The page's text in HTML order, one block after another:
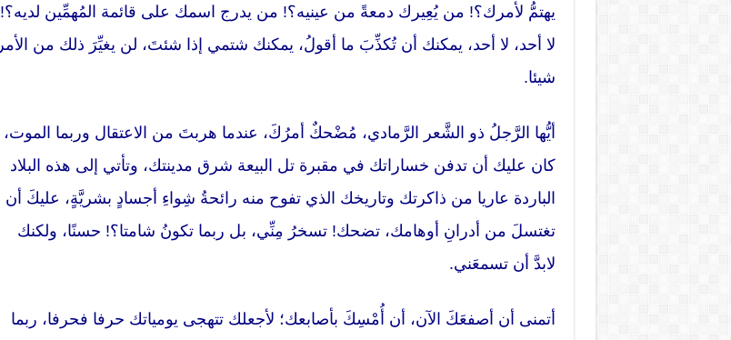
يهتمُّ لأمرك؟! من يُعِيرك دمعةً من عينيه؟! من يدرج اسمك على قائمة المُهمِّين لديه؟!
لا أحد، لا أحد، يمكنك أن تُكذِّبَ ما أقولُ، يمكنك شتمي إذا شئتَ، لن يغيِّرَ ذلك من الأمر
شيئا.
أيُّها الرَّجلُ ذو الشَّعر الرَّمادي، مُضْحكٌ أمرُكَ، عندما هربتَ من الاعتقال وربما الموت،
كان عليك أن تدفن خساراتك في مقبرة تل البيعة شرق مدينتك، وتأتي إلى هذه البلاد
الباردة عاريا من ذاكرتك وتاريخك الذي تفوح منه رائحةُ شِواءِ أجسادٍ بشريَّةٍ، عليكَ أن
تغتسلَ من أدرانِ أوهامك، تضحك! تسخرُ مِنِّي، بل ربما تكونُ شامتا؟! حسنًا، ولكنك
لابدَّ أن تسمعَني.
أتمنى أن أصفعَكَ الآن، أن أُمْسِكَ بأصابعك؛ لأجعلك تتهجى يومياتك حرفا فحرفا، ربما